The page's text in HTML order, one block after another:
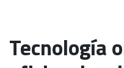
Tecnología